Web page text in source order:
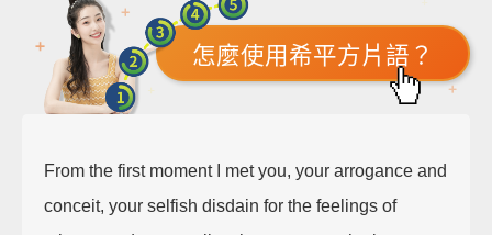
怎麼使用希平方片語？
From the first moment I met you, your arrogance and
conceit, your selfish disdain for the feelings of